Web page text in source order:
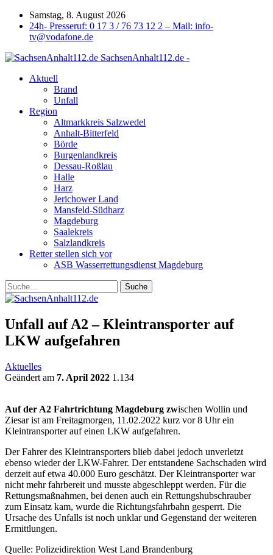
Samstag, 8. August 2026
24h- Presseruf: 0 17 3 / 76 73 12 2 – Mail: info-
tv@vodafone.de
SachsenAnhalt112.de -
Aktuell
Brand
Unfall
Region
Altmarkkreis Salzwedel
Anhalt-Bitterfeld
Börde
Burgenlandkreis
Dessau-Roßlau
Halle
Harz
Jerichower Land
Mansfeld-Südharz
Magdeburg
Saalekreis
Salzlandkreis
Retter stellen sich vor
ASB Wasserrettungsdienst Magdeburg
Unfall auf A2 – Kleintransporter auf
LKW aufgefahren
Aktuelles
Geändert am 7. April 2022 1.134
Auf der A2 Fahrtrichtung Magdeburg zwischen Wollin und
Ziesar ist am Freitagmorgen, 11.02.2022 kurz vor 8 Uhr ein
Kleintransporter auf einen LKW aufgefahren.
Der Fahrer des Kleintransporters blieb dabei jedoch unverletzt
ebenso wieder der LKW-Fahrer. Der entstandene Sachschaden wird
derzeit auf etwa 40.000 Euro geschätzt. Der Kleintransporter war
nicht mehr fahrbereit und musste abgeschleppt werden. Für die
Rettungsmaßnahmen, bei denen auch ein Rettungshubschrauber
zum Einsatz kam, wurde die Richtungsfahrbahn gesperrt. Die
Ursache des Unfalls ist noch unklar und Gegenstand der weiteren
Ermittlungen.
Quelle: Polizeidirektion West Land Brandenburg